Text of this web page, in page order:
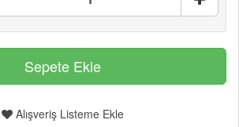
Alışveriş Listeme Ekle